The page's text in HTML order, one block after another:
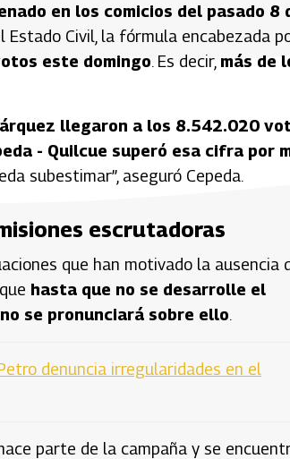
en los comicios del pasado 8
Estado Civil, la fórmula encabezada
este domingo. Es decir, más de
llegaron a los 8.542.020
- Quilcue superó esa cifra por
subestimar”, aseguró Cepeda.
escrutadoras
que han motivado la ausencia
hasta que no se desarrolle el
se pronunciará sobre ello.
denuncia irregularidades en el
parte de la campaña y se